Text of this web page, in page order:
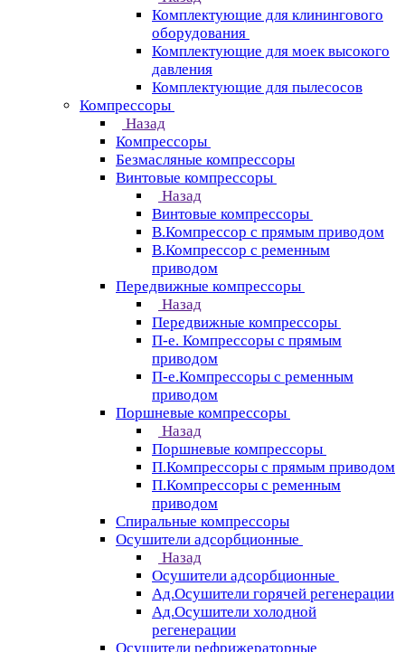
Комплектующие для клинингового
оборудования
Комплектующие для моек высокого
давления
Комплектующие для пылесосов
Компрессоры
Назад
Компрессоры
Безмасляные компрессоры
Винтовые компрессоры
Назад
Винтовые компрессоры
В.Компрессор с прямым приводом
В.Компрессор с ременным
приводом
Передвижные компрессоры
Назад
Передвижные компрессоры
П-е. Компрессоры с прямым
приводом
П-е.Компрессоры с ременным
приводом
Поршневые компрессоры
Назад
Поршневые компрессоры
П.Компрессоры с прямым приводом
П.Компрессоры с ременным
приводом
Спиральные компрессоры
Осушители адсорбционные
Назад
Осушители адсорбционные
Ад.Осушители горячей регенерации
Ад.Осушители холодной
регенерации
Осушители рефрижераторные